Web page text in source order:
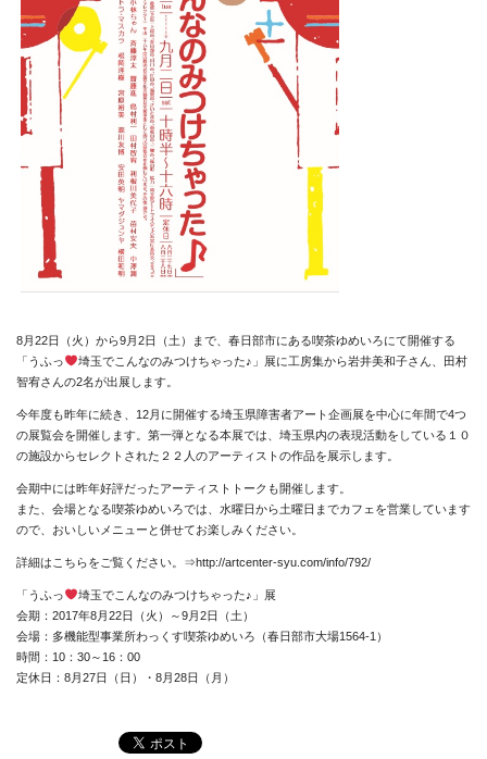
8月22日（火）から9月2日（土）まで、春日部市にある喫茶ゆめいろにて開催する
「うふっ
埼玉でこんなのみつけちゃった♪」展に工房集から岩井美和子さん、
田村
智宥さんの2名が出展します。
今年度も昨年に続き、12月に開催する埼玉県障害者アート企画展を中心に年間で4つ
の展覧会を開催します。 第一弾となる本展では、埼玉県内の表現活動をしている１０
の施設からセレクトされた２２人のアーティストの作品を展示します。
会期中には昨年好評だったアーティストトークも開催します。
また、会場となる喫茶ゆめいろでは、水曜日から土曜日までカフェを営業しています
ので、おいしいメニューと併せてお楽しみください。
詳細はこちらをご覧ください。⇒http://artcenter-syu.com/info/792/
「うふっ
埼玉でこんなのみつけちゃった♪」展
会期：2017年8月22日（火）～9月2日（土）
会場：多機能型事業所わっくす喫茶ゆめいろ（春日部市大場1564-1）
時間：10：30～16：00
定休日：8月27日（日）・8月28日（月）